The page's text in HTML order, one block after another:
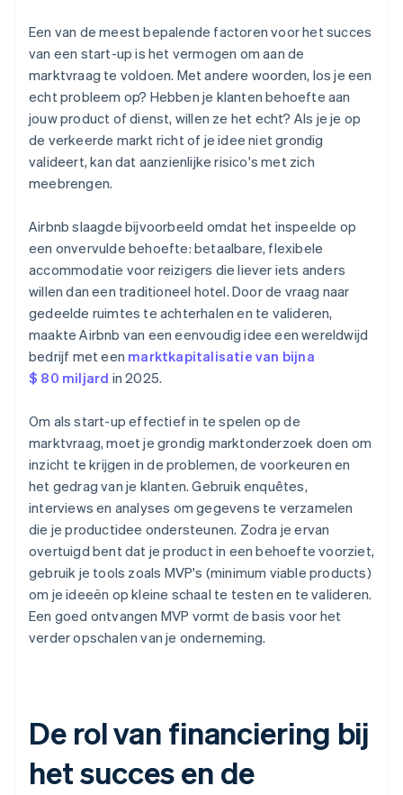
Een van de meest bepalende factoren voor het succes
van een start-up is het vermogen om aan de
marktvraag te voldoen. Met andere woorden, los je een
echt probleem op? Hebben je klanten behoefte aan
jouw product of dienst, willen ze het echt? Als je je op
de verkeerde markt richt of je idee niet grondig
valideert, kan dat aanzienlijke risico's met zich
meebrengen.
Airbnb slaagde bijvoorbeeld omdat het inspeelde op
een onvervulde behoefte: betaalbare, flexibele
accommodatie voor reizigers die liever iets anders
willen dan een traditioneel hotel. Door de vraag naar
gedeelde ruimtes te achterhalen en te valideren,
maakte Airbnb van een eenvoudig idee een wereldwijd
bedrijf met een marktkapitalisatie van bijna
$ 80 miljard in 2025.
Om als start-up effectief in te spelen op de
marktvraag, moet je grondig marktonderzoek doen om
inzicht te krijgen in de problemen, de voorkeuren en
het gedrag van je klanten. Gebruik enquêtes,
interviews en analyses om gegevens te verzamelen
die je productidee ondersteunen. Zodra je ervan
overtuigd bent dat je product in een behoefte voorziet,
gebruik je tools zoals MVP's (minimum viable products)
om je ideeën op kleine schaal te testen en te valideren.
Een goed ontvangen MVP vormt de basis voor het
verder opschalen van je onderneming.
De rol van financiering bij
het succes en de